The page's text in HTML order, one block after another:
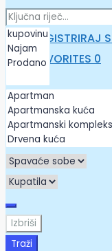
PRIJAVA
REGISTRIRAJ
FAVORITES 0
Izbriši
Traži